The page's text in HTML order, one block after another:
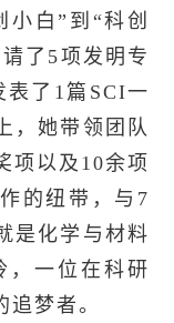
白”到“科创
了5项发明专
表了1篇SCI一
，她带领团队
项以及10余项
的纽带，与7
是化学与材料
，一位在科研
梦者。